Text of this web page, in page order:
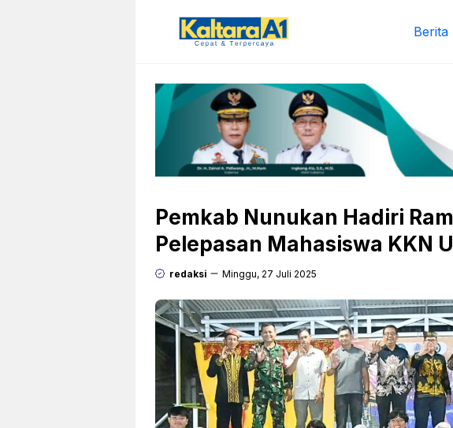
Berita
Pemkab Nunukan Hadiri
Pelepasan Mahasiswa KKN
redaksi Minggu, 27 Juli 2025